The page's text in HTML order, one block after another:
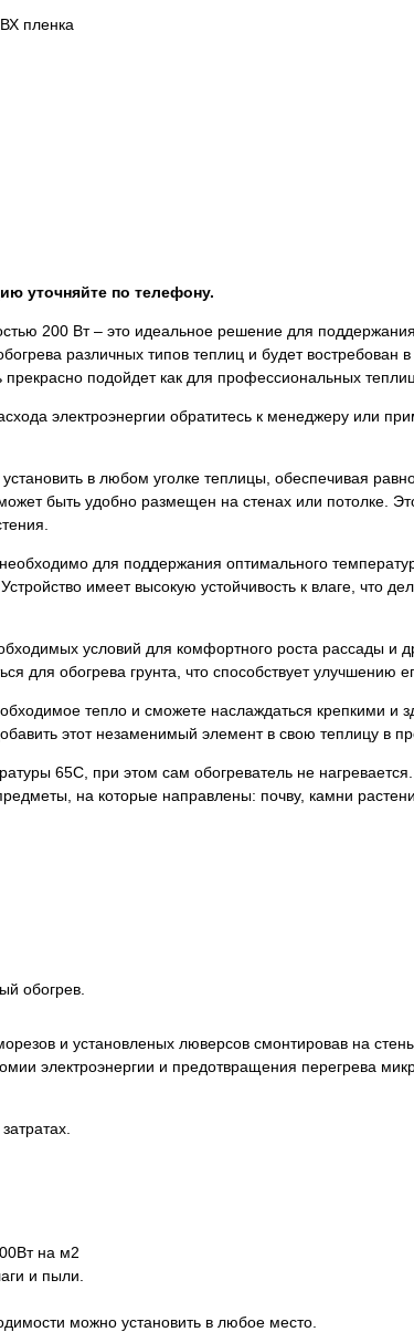
пленка
уточняйте по телефону.
200 Вт – это идеальное решение для
различных типов теплиц и будет востребован
подойдет как для профессиональных
электроэнергии обратитесь к менеджеру или
в любом уголке теплицы, обеспечивая
быть удобно размещен на стенах или потолке.
для поддержания оптимального
имеет высокую устойчивость к влаге, что
условий для комфортного роста рассады и
для обогрева грунта, что способствует улучшению
тепло и сможете наслаждаться крепкими
этот незаменимый элемент в свою теплицу в
65С, при этом сам обогреватель не
на которые направлены: почву, камни
обогрев.
и установленых люверсов смонтировав на
электроэнергии и предотвращения перегрева
на м2
и пыли.
можно установить в любое место.